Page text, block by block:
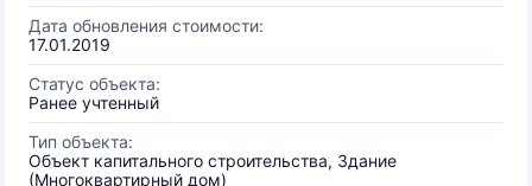
Дата обновления стоимости:
17.01.2019
Статус объекта:
Ранее учтенный
Тип объекта:
Объект капитального строительства, Здание
(Многоквартирный дом)